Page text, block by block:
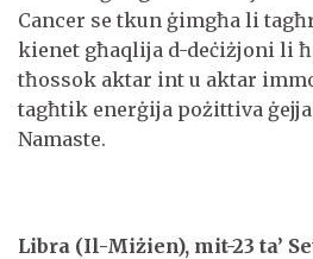
Cancer se tkun ġimgħa li
kienet għaqlija d-deċiżjoni li
tħossok aktar int u aktar
tagħtik enerġija pożittiva
Namaste.
Libra (Il-Miżien), mit-23 ta’